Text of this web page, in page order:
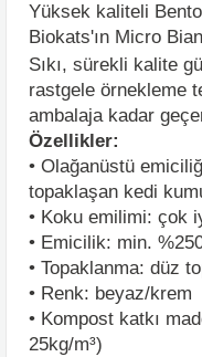
Yüksek kaliteli
Biokats'ın Micro
Sıkı, sürekli kalite
rastgele örnekleme
ambalaja kadar
Özellikler:
• Olağanüstü
topaklaşan kedi
• Koku emilimi: çok
• Emicilik: min.
• Topaklanma: düz
• Renk: beyaz/krem
• Kompost katkı
25kg/m³)